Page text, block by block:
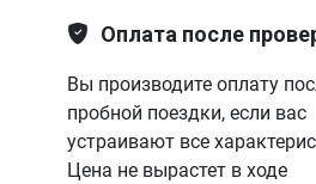
Оплата после
Вы производите оплату
пробной поездки, если вас
устраивают все
Цена не вырастет в ходе